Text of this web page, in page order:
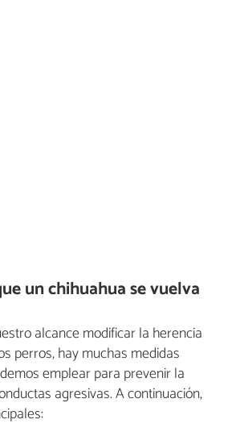
un chihuahua se vuelva
alcance modificar la herencia
perros, hay muchas medidas
emplear para prevenir la
agresivas. A continuación,